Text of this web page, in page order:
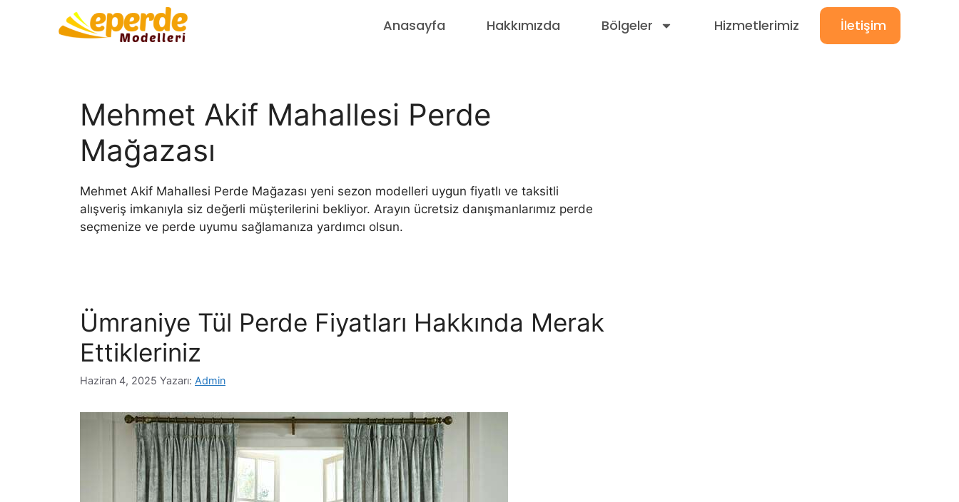
Anasayfa Hakkımızda Bölgeler Hizmetlerimiz İletişim
Mehmet Akif Mahallesi Perde
Mağazası
Mehmet Akif Mahallesi Perde Mağazası yeni sezon modelleri uygun fiyatlı ve taksitli
alışveriş imkanıyla siz değerli müşterilerini bekliyor. Arayın ücretsiz danışmanlarımız perde
seçmenize ve perde uyumu sağlamanıza yardımcı olsun.
Ümraniye Tül Perde Fiyatları Hakkında Merak
Ettikleriniz
Haziran 4, 2025 Yazarı: Admin